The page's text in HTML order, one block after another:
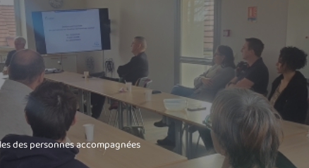
des personnes accompagnées